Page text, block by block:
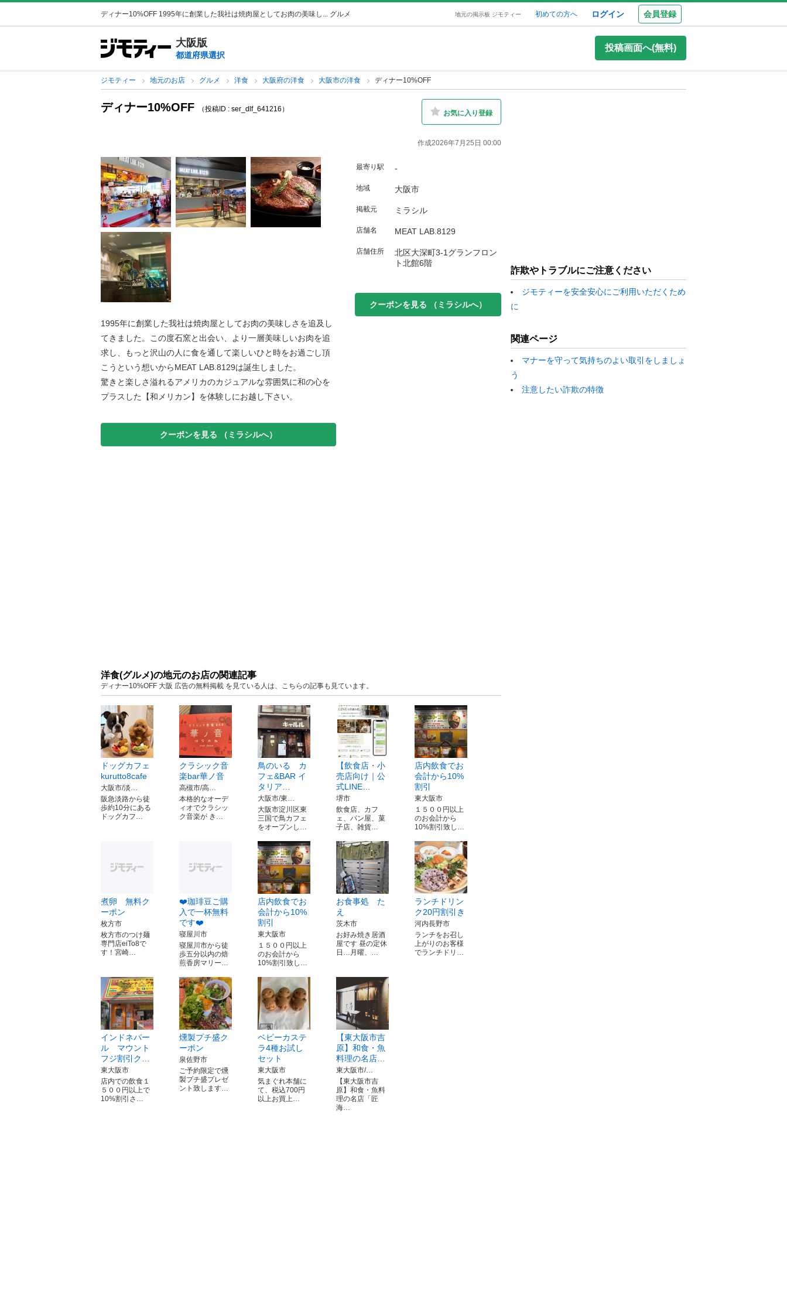
ディナー10%OFF 1995年に創業した我社は焼肉屋としてお肉の美味し... グルメ 地元の掲示板 ジモティー 初めての方へ ログイン 会員登録
大阪版
都道府県選択
投稿画面へ(無料)
ジモティー 地元のお店 グルメ 洋食 大阪府の洋食 大阪市の洋食 ディナー10%OFF
ディナー10%OFF （投稿ID : ser_dlf_641216） お気に入り登録
作成2026年7月25日 00:00
1995年に創業した我社は焼肉屋としてお肉の美味しさを追及し
てきました。この度石窯と出会い、より一層美味しいお肉を追
求し、もっと沢山の人に食を通して楽しいひと時をお過ごし頂
こうという想いからMEAT LAB.8129は誕生しました。
驚きと楽しさ溢れるアメリカのカジュアルな雰囲気に和の心を
プラスした【和メリカン】を体験しにお越し下さい。
クーポンを見る （ミラシルへ）
最寄り駅 -
地域 大阪市
掲載元 ミラシル
店舗名 MEAT LAB.8129
店舗住所
北区大深町3-1グランフロン
ト北館6階
クーポンを見る （ミラシルへ）
洋食(グルメ)の地元のお店の関連記事
ディナー10%OFF 大阪 広告の無料掲載 を見ている人は、こちらの記事も見ています。
ドッグカフェ
kurutto8cafe
大阪市/淡…
阪急淡路から徒
歩約10分にある
ドッグカフ…
クラシック音
楽bar華ノ音
高槻市/高…
本格的なオーデ
ィオでクラシッ
ク音楽が き…
鳥のいる カ
フェ&BAR イ
タリア…
大阪市/東…
大阪市淀川区東
三国で鳥カフェ
をオープンし…
【飲食店・小
売店向け｜公
式LINE…
堺市
飲食店、カフ
ェ、パン屋、菓
子店、雑貨…
店内飲食でお
会計から10%
割引
東大阪市
１５００円以上
のお会計から
10%割引致し…
煮卵 無料ク
ーポン
枚方市
枚方市のつけ麺
専門店eiTo8で
す！宮崎…
❤️珈琲豆ご購
入で一杯無料
です❤️
寝屋川市
寝屋川市から徒
歩五分以内の焙
煎香房マリー…
店内飲食でお
会計から10%
割引
東大阪市
１５００円以上
のお会計から
10%割引致し…
お食事処 た
え
茨木市
お好み焼き居酒
屋です 昼の定休
日…月曜、…
ランチドリン
ク20円割引き
河内長野市
ランチをお召し
上がりのお客様
でランチドリ…
インドネパー
ル マウント
フジ割引ク…
東大阪市
店内での飲食１
５００円以上で
10%割引さ…
燻製プチ盛ク
ーポン
泉佐野市
ご予約限定で燻
製プチ盛プレゼ
ント致します…
ベビーカステ
ラ4種お試し
セット
東大阪市
気まぐれ本舗に
て、税込700円
以上お買上…
【東大阪市吉
原】和食・魚
料理の名店…
東大阪市/…
【東大阪市吉
原】和食・魚料
理の名店「匠
海…
詐欺やトラブルにご注意ください
ジモティーを安全安心にご利用いただくため
に
関連ページ
マナーを守って気持ちのよい取引をしましょ
う
注意したい詐欺の特徴